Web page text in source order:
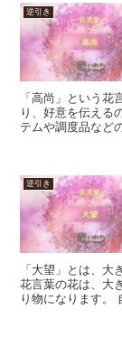
逆引き
「高尚」という
り、好意を伝える
テムや調度品など
逆引き
「大望」とは、大
花言葉の花は、大
り物になります。